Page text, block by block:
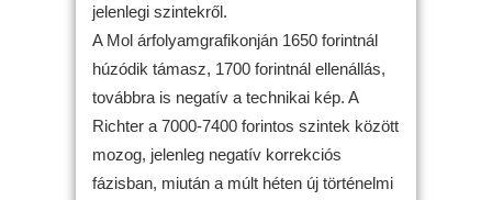
jelenlegi szintekről.
A Mol árfolyamgrafikonján 1650 forintnál
húzódik támasz, 1700 forintnál ellenállás,
továbbra is negatív a technikai kép. A
Richter a 7000-7400 forintos szintek között
mozog, jelenleg negatív korrekciós
fázisban, miután a múlt héten új történelmi